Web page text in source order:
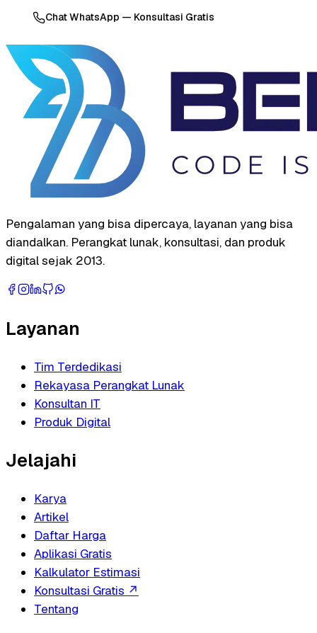
Chat WhatsApp — Konsultasi Gratis
Pengalaman yang bisa dipercaya, layanan yang bisa
diandalkan. Perangkat lunak, konsultasi, dan produk
digital sejak 2013.
Layanan
Tim Terdedikasi
Rekayasa Perangkat Lunak
Konsultan IT
Produk Digital
Jelajahi
Karya
Artikel
Daftar Harga
Aplikasi Gratis
Kalkulator Estimasi
Konsultasi Gratis ↗
Tentang